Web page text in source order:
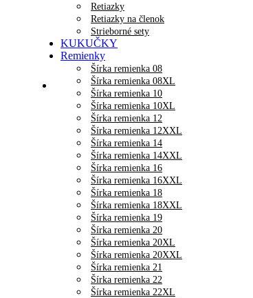
Retiazky
Retiazky na členok
Strieborné sety
KUKUČKY
Remienky
Šírka remienka 08
Šírka remienka 08XL
Šírka remienka 10
Šírka remienka 10XL
Šírka remienka 12
Šírka remienka 12XXL
Šírka remienka 14
Šírka remienka 14XXL
Šírka remienka 16
Šírka remienka 16XXL
Šírka remienka 18
Šírka remienka 18XXL
Šírka remienka 19
Šírka remienka 20
Šírka remienka 20XL
Šírka remienka 20XXL
Šírka remienka 21
Šírka remienka 22
Šírka remienka 22XL